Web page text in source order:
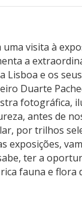
visita à
a
Lisboa e os
Duarte
fotográfica,
antes de
por trilhos
exposições,
ter a
fauna e flora